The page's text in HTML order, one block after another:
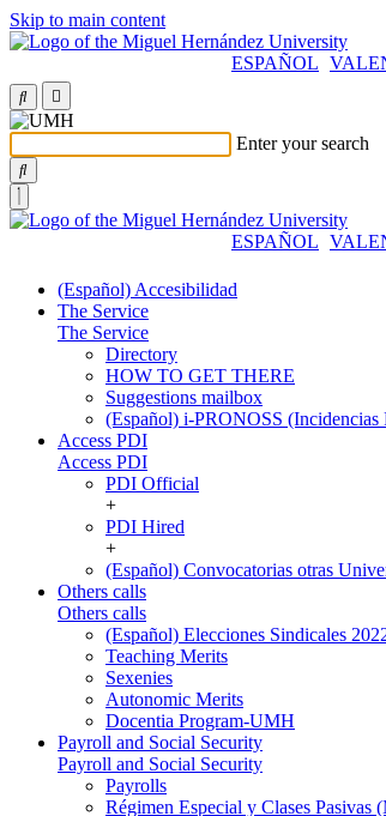
Skip to main content
ESPAÑOL
Enter your search
ESPAÑOL
(Español) Accesibilidad
The Service
The Service
Directory
HOW TO GET THERE
Suggestions mailbox
(Español) i-PRONOSS
Access PDI
Access PDI
PDI Official
+
PDI Hired
+
(Español) Convocatorias otras
Others calls
Others calls
(Español) Elecciones Sindicales
Teaching Merits
Sexenies
Autonomic Merits
Docentia Program-UMH
Payroll and Social Security
Payroll and Social Security
Payrolls
Régimen Especial y Clases Pasivas